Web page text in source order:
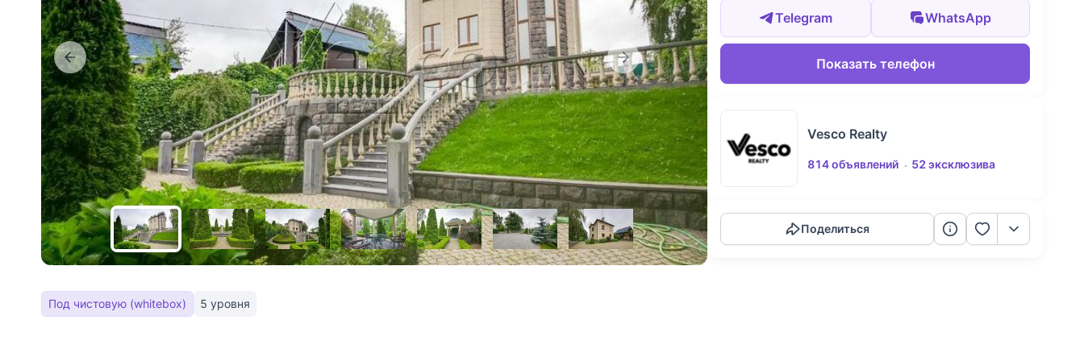
Под чистовую (whitebox) 5 уровня
Telegram WhatsApp
Показать телефон
Vesco Realty
814 объявлений 52 эксклюзива
Поделиться